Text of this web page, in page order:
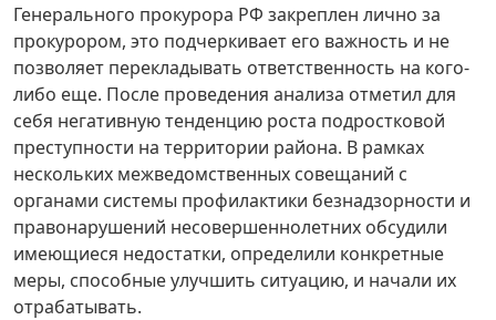
Генерального прокурора РФ закреплен лично за
прокурором, это подчеркивает его важность и не
позволяет перекладывать ответственность на кого-
либо еще. После проведения анализа отметил для
себя негативную тенденцию роста подростковой
преступности на территории района. В рамках
нескольких межведомственных совещаний с
органами системы профилактики безнадзорности и
правонарушений несовершеннолетних обсудили
имеющиеся недостатки, определили конкретные
меры, способные улучшить ситуацию, и начали их
отрабатывать.